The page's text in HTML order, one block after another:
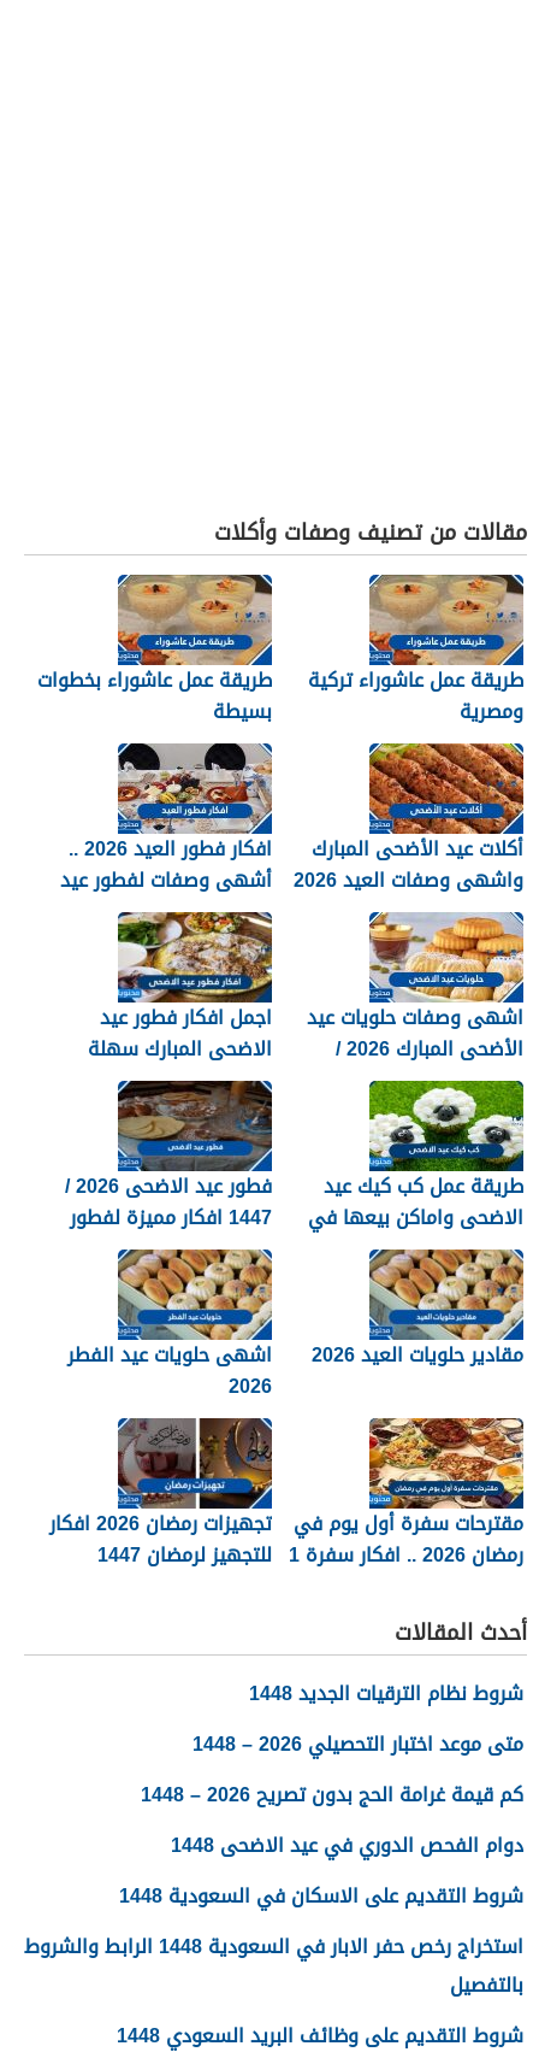
مقالات من تصنيف وصفات وأكلات
طريقة عمل عاشوراء تركية
ومصرية
طريقة عمل عاشوراء بخطوات
بسيطة
أكلات عيد الأضحى المبارك
واشهى وصفات العيد 2026
افكار فطور العيد 2026 ..
أشهى وصفات لفطور عيد
الاضحى المبارك 1447
اشهى وصفات حلويات عيد
الأضحى المبارك 2026 /
1447
اجمل افكار فطور عيد
الاضحى المبارك سهلة
ولذيذة 2026
طريقة عمل كب كيك عيد
الاضحى واماكن بيعها في
السعودية 2026 / 1447
فطور عيد الاضحى 2026 /
1447 افكار مميزة لفطور
العيد
مقادير حلويات العيد 2026
اشهى حلويات عيد الفطر
2026
مقترحات سفرة أول يوم في
رمضان 2026 .. افكار سفرة 1
تجهيزات رمضان 2026 افكار
للتجهيز لرمضان 1447
أحدث المقالات
شروط نظام الترقيات الجديد 1448
متى موعد اختبار التحصيلي 2026 – 1448
كم قيمة غرامة الحج بدون تصريح 2026 – 1448
دوام الفحص الدوري في عيد الاضحى 1448
شروط التقديم على الاسكان في السعودية 1448
استخراج رخص حفر الابار في السعودية 1448 الرابط والشروط
بالتفصيل
شروط التقديم على وظائف البريد السعودي 1448